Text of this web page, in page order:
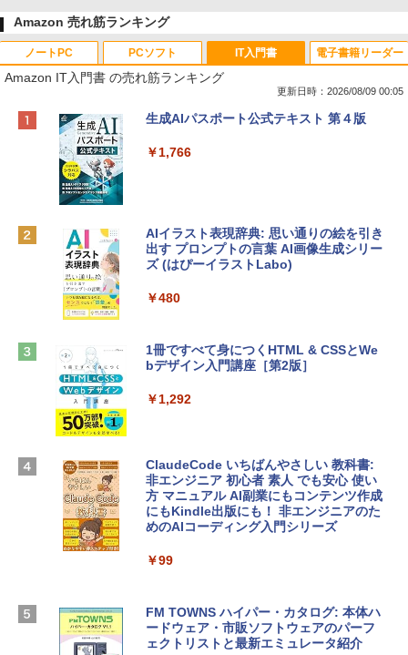
Amazon 売れ筋ランキング
ノートPC
Apple 2026 MacBook Neo A18 Proチッ
e Intelligenceのために設計、Liquid Ret
￥137,800
tomtoc 360°保護 15.6 16インチ パソコ
￥2,952
スプレイ、16GBユニファイドメモリ、51
2GB SSDストレージ、12MPセンターフ
レームカメラ、日本語キーボード、Touc
h ID - ミッドナイト
ン 15-fd 15.6インチ 16GBメモリ 512GB
SSD インテル Core 5
PCソフト
Robloxギフトカード - 800 Robux 【限
インゲームコード】 ロブロックス | オン
Robloxギフトカード - 1000 Robux 【限
定バーチャルアイテムを含む】 【オンラ
ラインコード版
4(最新 永続版)|オンラインコード版|Wind
Robloxギフトカード - 2,000 Robux 【限
定バーチャルアイテムを含む】 【オンラ
インゲームコード】 ロブロックス | オン
Windows版 | Minecraft (マインクラフ
ト): Java & Bedrock Edition | オンライ
IT入門書
Amazon IT入門書 の売れ筋ランキング
更新日時：2026/08/09 00:05
生成AIパスポート公式テキスト 第４版
￥1,766
AIイラスト表現辞典: 思い通りの絵を引き
出す プロンプトの言葉 AI画像生成シリー
ズ (はぴーイラストLabo)
￥480
1冊ですべて身につくHTML & CSSとWe
bデザイン入門講座［第2版］
￥1,292
ClaudeCode いちばんやさしい 教科書:
非エンジニア 初心者 素人 でも安心 使い
方 マニュアル AI副業にもコンテンツ作成
にもKindle出版にも！ 非エンジニアのた
めのAIコーディング入門シリーズ
￥99
FM TOWNS ハイパー・カタログ: 本体ハ
ードウェア・市販ソフトウェアのパーフ
ェクトリストと最新エミュレータ紹介
電子書籍リーダー